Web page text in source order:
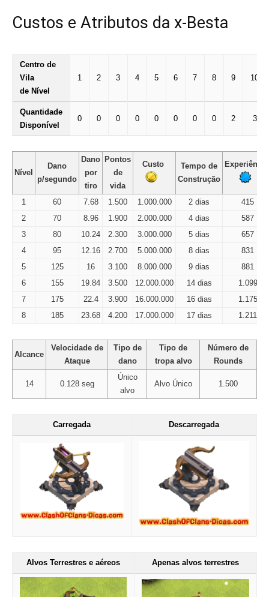
Custos e Atributos da x-Besta
Centro de
Vila
de Nível
1 2 3 4 5 6 7 8 9 10
Quantidade
Disponível
0 0 0 0 0 0 0 0 2 3
Nível
Dano
p/segundo
Dano
por
tiro
Pontos
de
vida
Custo
Tempo de
Construção
1 60 7.68 1.500 1.000.000 2 dias
415
2
70 8.96 1.900 2.000.000 4 dias
587
3
80 10.24 2.300 3.000.000 5 dias
657
4
95 12.16 2.700 5.000.000 8 dias
831
5
125 16 3.100 8.000.000 9 dias
881
6
155 19.84 3.500 12.000.000 14 dias
1.099
7
175 22.4 3.900 16.000.000 16 dias
1.175
8
185 23.68 4.200 17.000.000 17 dias 1.211
Alcance
Velocidade de
Ataque
Tipo de
dano
Tipo de
tropa alvo
Número de
Rounds
14 0.128 seg
Único
alvo
Alvo Único 1.500
Carregada Descarregada
Alvos Terrestres e aéreos Apenas alvos terrestres